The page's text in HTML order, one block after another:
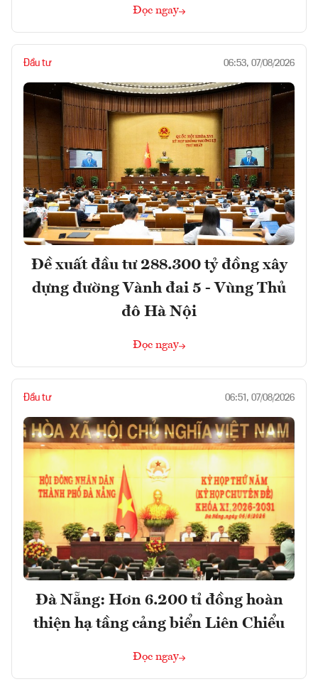
Đọc ngay
Đầu tư 06:53, 07/08/2026
Đề xuất đầu tư 288.300 tỷ đồng xây
dựng đường Vành đai 5 - Vùng Thủ
đô Hà Nội
Đọc ngay
Đầu tư 06:51, 07/08/2026
Đà Nẵng: Hơn 6.200 tỉ đồng hoàn
thiện hạ tầng cảng biển Liên Chiểu
Đọc ngay